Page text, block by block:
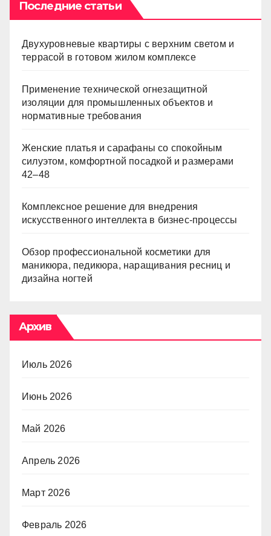
Последние статьи
Двухуровневые квартиры с верхним светом и
террасой в готовом жилом комплексе
Применение технической огнезащитной
изоляции для промышленных объектов и
нормативные требования
Женские платья и сарафаны со спокойным
силуэтом, комфортной посадкой и размерами
42–48
Комплексное решение для внедрения
искусственного интеллекта в бизнес-процессы
Обзор профессиональной косметики для
маникюра, педикюра, наращивания ресниц и
дизайна ногтей
Архив
Июль 2026
Июнь 2026
Май 2026
Апрель 2026
Март 2026
Февраль 2026